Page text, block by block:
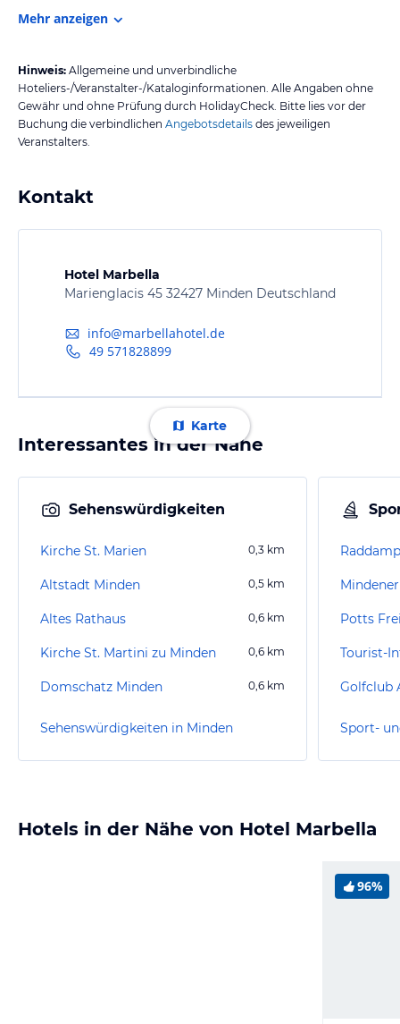
Mehr anzeigen
Hinweis: Allgemeine und unverbindliche
Hoteliers-/Veranstalter-/Kataloginformationen. Alle Angaben ohne
Gewähr und ohne Prüfung durch HolidayCheck. Bitte lies vor der
Buchung die verbindlichen Angebotsdetails des jeweiligen
Veranstalters.
Kontakt
Hotel Marbella
Marienglacis 45 32427 Minden Deutschland
info@marbellahotel.de
49 571828899
Karte
Interessantes in der Nähe
Sehenswürdigkeiten
Kirche St. Marien 0,3 km
Altstadt Minden 0,5 km
Altes Rathaus 0,6 km
Kirche St. Martini zu Minden 0,6 km
Domschatz Minden 0,6 km
Sehenswürdigkeiten in Minden
Potts
Tourist-
Golfclub
Sport-
Hotels in der Nähe von Hotel Marbella
96%